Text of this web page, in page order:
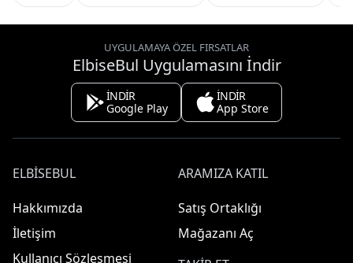
UYGULAMAYA ÖZEL FIRSATLAR
ElbiseBul Uygulamasını İndir
İNDİR
Google Play
İNDİR
App Store
ELBISEBUL
Hakkımızda
İletişim
Kullanıcı Sözleşmesi
ARAMIZA KATIL
Satış Ortaklığı
Mağazanı Aç